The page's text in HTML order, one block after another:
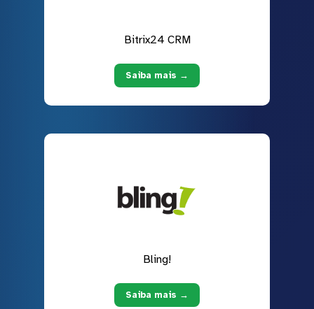
Bitrix24 CRM
Saiba mais →
Bling!
Saiba mais →